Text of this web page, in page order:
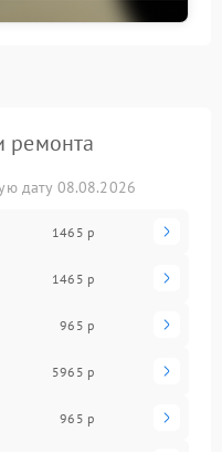
ремонта
дату 08.08.2026
1465 р
1465 р
965 р
5965 р
965 р